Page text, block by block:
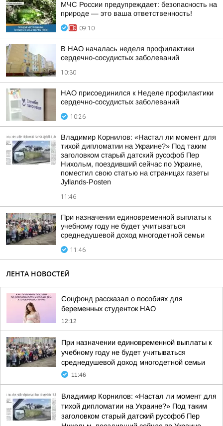
МЧС России предупреждает: безопасность на
природе — это ваша ответственность!
09:10
В НАО началась неделя профилактики
сердечно-сосудистых заболеваний
10:30
НАО присоединился к Неделе профилактики
сердечно-сосудистых заболеваний
10:26
Владимир Корнилов: «Настал ли момент для
тихой дипломатии на Украине?» Под таким
заголовком старый датский русофоб Пер
Нихольм, поездивший сейчас по Украине,
поместил свою статью на страницах газеты
Jyllands-Posten
11:46
При назначении единовременной выплаты к
учебному году не будет учитываться
среднедушевой доход многодетной семьи
11:46
ЛЕНТА НОВОСТЕЙ
Соцфонд рассказал о пособиях для
беременных студенток НАО
12:12
При назначении единовременной выплаты к
учебному году не будет учитываться
среднедушевой доход многодетной семьи
11:46
Владимир Корнилов: «Настал ли момент для
тихой дипломатии на Украине?» Под таким
заголовком старый датский русофоб Пер